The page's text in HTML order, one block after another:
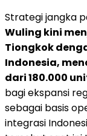
Strategi jangka
Wuling kini
Tiongkok
Indonesia,
dari 180.000
bagi ekspansi
sebagai basis
integrasi